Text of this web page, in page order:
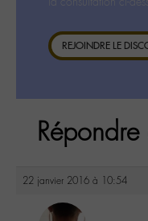
REJOINDRE LE
22 janvier 2016 à 10:54